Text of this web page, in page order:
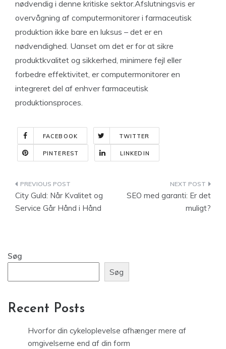
nødvendig i denne kritiske sektor.Afslutningsvis er
overvågning af computermonitorer i farmaceutisk
produktion ikke bare en luksus – det er en
nødvendighed. Uanset om det er for at sikre
produktkvalitet og sikkerhed, minimere fejl eller
forbedre effektivitet, er computermonitorer en
integreret del af enhver farmaceutisk
produktionsproces.
FACEBOOK TWITTER
PINTEREST LINKEDIN
Indlægsnavigation
City Guld: Når Kvalitet og
Service Går Hånd i Hånd
SEO med garanti: Er det
muligt?
Søg
Søg
Recent Posts
Hvorfor din cykeloplevelse afhænger mere af
omgivelserne end af din form